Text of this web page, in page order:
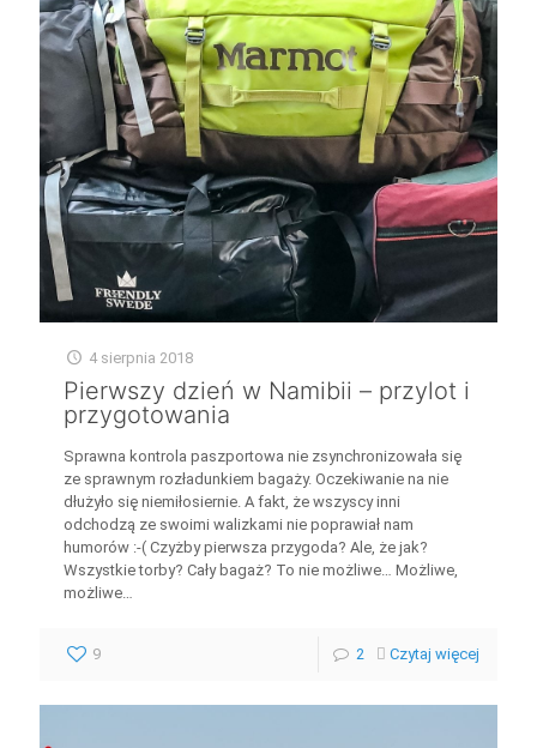
4 sierpnia 2018
Pierwszy dzień w Namibii – przylot i
przygotowania
Sprawna kontrola paszportowa nie zsynchronizowała się
ze sprawnym rozładunkiem bagaży. Oczekiwanie na nie
dłużyło się niemiłosiernie. A fakt, że wszyscy inni
odchodzą ze swoimi walizkami nie poprawiał nam
humorów :-( Czyżby pierwsza przygoda? Ale, że jak?
Wszystkie torby? Cały bagaż? To nie możliwe… Możliwe,
możliwe…
9 2 Czytaj więcej